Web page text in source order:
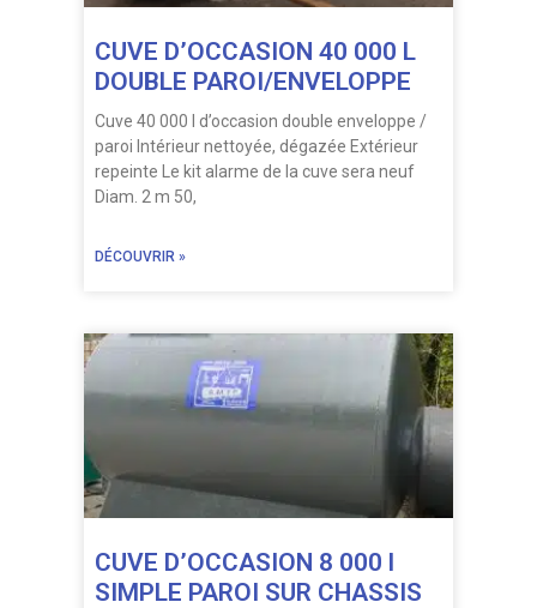
CUVE D’OCCASION 40 000 L
DOUBLE PAROI/ENVELOPPE
Cuve 40 000 l d’occasion double enveloppe /
paroi Intérieur nettoyée, dégazée Extérieur
repeinte Le kit alarme de la cuve sera neuf
Diam. 2 m 50,
DÉCOUVRIR »
CUVE D’OCCASION 8 000 l
SIMPLE PAROI SUR CHASSIS